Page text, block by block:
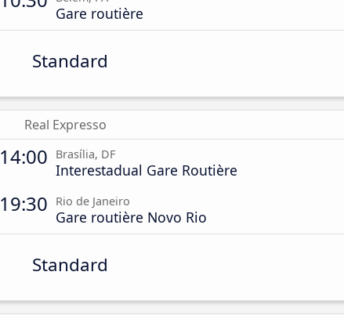
Gare routière
Standard
Real Expresso
14:00 Brasília, DF
Interestadual Gare Routière
19:30 Rio de Janeiro
Gare routière Novo Rio
Standard